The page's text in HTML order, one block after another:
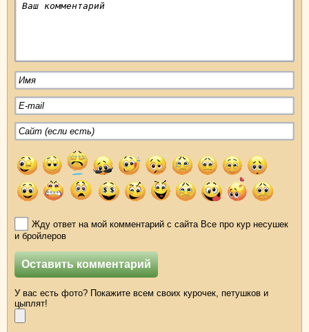
Жду ответ на мой комментарий с сайта Все про кур несушек
и бройлеров
У вас есть фото? Покажите всем своих курочек, петушков и
цыплят!